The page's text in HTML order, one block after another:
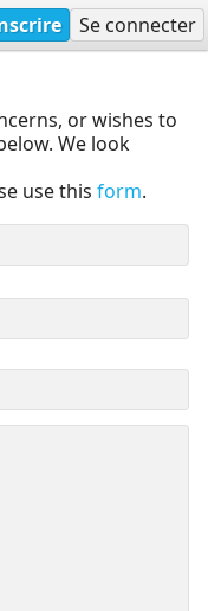
Se connecter
or wishes to
We look
use this form.